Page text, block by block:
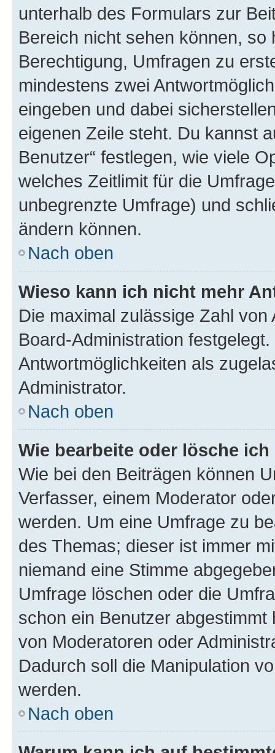
unterhalb des Formulars zur
Bereich nicht sehen können,
Berechtigung, Umfragen zu
mindestens zwei
eingeben und dabei
eigenen Zeile steht. Du kannst
Benutzer“ festlegen, wie viele
welches Zeitlimit für die
unbegrenzte Umfrage) und
ändern können.
Nach oben
Wieso kann ich nicht mehr
Die maximal zulässige Zahl
Board-Administration
Antwortmöglichkeiten als
Administrator.
Nach oben
Wie bearbeite oder lösche
Wie bei den Beiträgen können
Verfasser, einem Moderator
werden. Um eine Umfrage zu
des Themas; dieser ist immer
niemand eine Stimme
Umfrage löschen oder die
schon ein Benutzer
von Moderatoren oder
Dadurch soll die Manipulation
werden.
Nach oben